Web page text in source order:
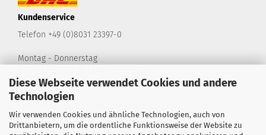
Diese Webseite verwendet Cookies und andere
Technologien
Wir verwenden Cookies und ähnliche Technologien, auch von
Drittanbietern, um die ordentliche Funktionsweise der Website zu
Kundenservice
Telefon +49 (0)8031 23397-0
Montag - Donnerstag
Freitag
9:00 - 14:00 Uhr
shop@take2-design.de